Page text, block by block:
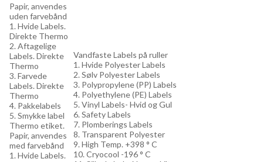
Papir, anvendes
uden farvebånd
1. Hvide Labels.
Direkte Thermo
2. Aftagelige
Labels. Direkte
Thermo
3. Farvede
Labels. Direkte
Thermo
4. Pakkelabels
5. Smykke label
Thermo etiket.
Papir, anvendes
med farvebånd
1. Hvide Labels.
Vandfaste Labels på ruller
1. Hvide Polyester Labels
2. Sølv Polyester Labels
3. Polypropylene (PP) Labels
4. Polyethylene (PE) Labels
5. Vinyl Labels- Hvid og Gul
6. Safety Labels
7. Plomberings Labels
8. Transparent Polyester
9. High Temp. +398 ° C
10. Cryocool -196 ° C